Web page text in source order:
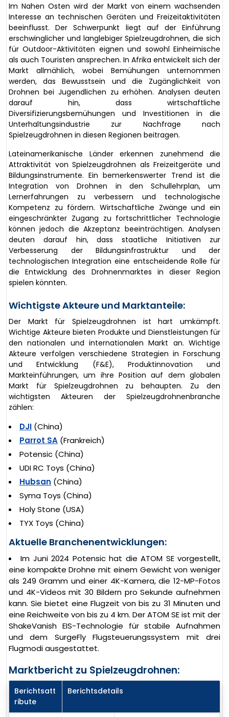
Im Nahen Osten wird der Markt von einem wachsenden
Interesse an technischen Geräten und Freizeitaktivitäten
beeinflusst. Der Schwerpunkt liegt auf der Einführung
erschwinglicher und langlebiger Spielzeugdrohnen, die sich
für Outdoor-Aktivitäten eignen und sowohl Einheimische
als auch Touristen ansprechen. In Afrika entwickelt sich der
Markt allmählich, wobei Bemühungen unternommen
werden, das Bewusstsein und die Zugänglichkeit von
Drohnen bei Jugendlichen zu erhöhen. Analysen deuten
darauf hin, dass wirtschaftliche
Diversifizierungsbemühungen und Investitionen in die
Unterhaltungsindustrie zur Nachfrage nach
Spielzeugdrohnen in diesen Regionen beitragen.
Lateinamerikanische Länder erkennen zunehmend die
Attraktivität von Spielzeugdrohnen als Freizeitgeräte und
Bildungsinstrumente. Ein bemerkenswerter Trend ist die
Integration von Drohnen in den Schullehrplan, um
Lernerfahrungen zu verbessern und technologische
Kompetenz zu fördern. Wirtschaftliche Zwänge und ein
eingeschränkter Zugang zu fortschrittlicher Technologie
können jedoch die Akzeptanz beeinträchtigen. Analysen
deuten darauf hin, dass staatliche Initiativen zur
Verbesserung der Bildungsinfrastruktur und der
technologischen Integration eine entscheidende Rolle für
die Entwicklung des Drohnenmarktes in dieser Region
spielen könnten.
Wichtigste Akteure und Marktanteile:
Der Markt für Spielzeugdrohnen ist hart umkämpft.
Wichtige Akteure bieten Produkte und Dienstleistungen für
den nationalen und internationalen Markt an. Wichtige
Akteure verfolgen verschiedene Strategien in Forschung
und Entwicklung (F&E), Produktinnovation und
Markteinführungen, um ihre Position auf dem globalen
Markt für Spielzeugdrohnen zu behaupten. Zu den
wichtigsten Akteuren der Spielzeugdrohnenbranche
zählen:
DJI (China)
Parrot SA (Frankreich)
Potensic (China)
UDI RC Toys (China)
Hubsan (China)
Syma Toys (China)
Holy Stone (USA)
TYX Toys (China)
Aktuelle Branchenentwicklungen:
Im Juni 2024 Potensic hat die ATOM SE vorgestellt,
eine kompakte Drohne mit einem Gewicht von weniger
als 249 Gramm und einer 4K-Kamera, die 12-MP-Fotos
und 4K-Videos mit 30 Bildern pro Sekunde aufnehmen
kann. Sie bietet eine Flugzeit von bis zu 31 Minuten und
eine Reichweite von bis zu 4 km. Der ATOM SE ist mit der
ShakeVanish EIS-Technologie für stabile Aufnahmen
und dem SurgeFly Flugsteuerungssystem mit drei
Flugmodi ausgestattet.
Marktbericht zu Spielzeugdrohnen:
Berichtsatt
ribute
Berichtsdetails